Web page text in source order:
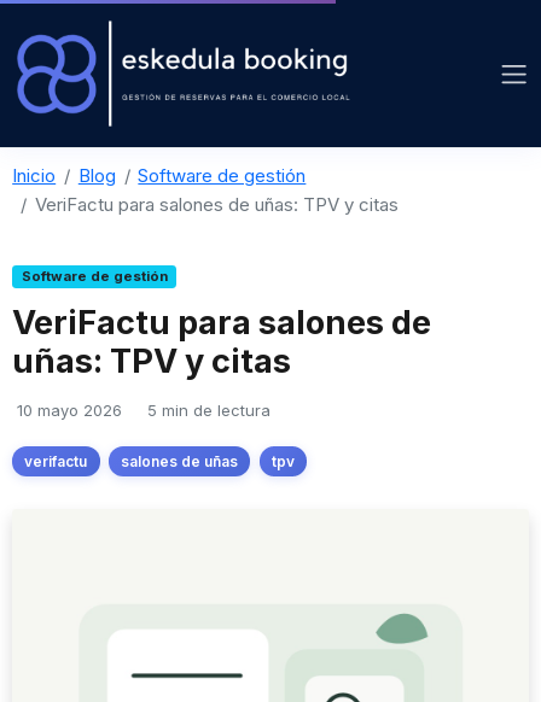
Inicio Blog
Software de gestión
VeriFactu para salones de uñas: TPV y citas
Software de gestión
VeriFactu para salones de
uñas: TPV y citas
10 mayo 2026 5 min de lectura
verifactu salones de uñas tpv